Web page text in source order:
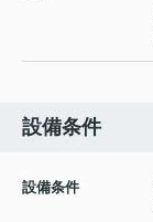
設備条件
設備条件